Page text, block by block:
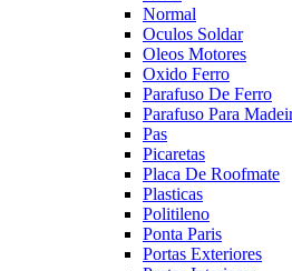
Normal
Oculos Soldar
Oleos Motores
Oxido Ferro
Parafuso De Ferro
Parafuso Para
Pas
Picaretas
Placa De Roofmate
Plasticas
Politileno
Ponta Paris
Portas Exteriores